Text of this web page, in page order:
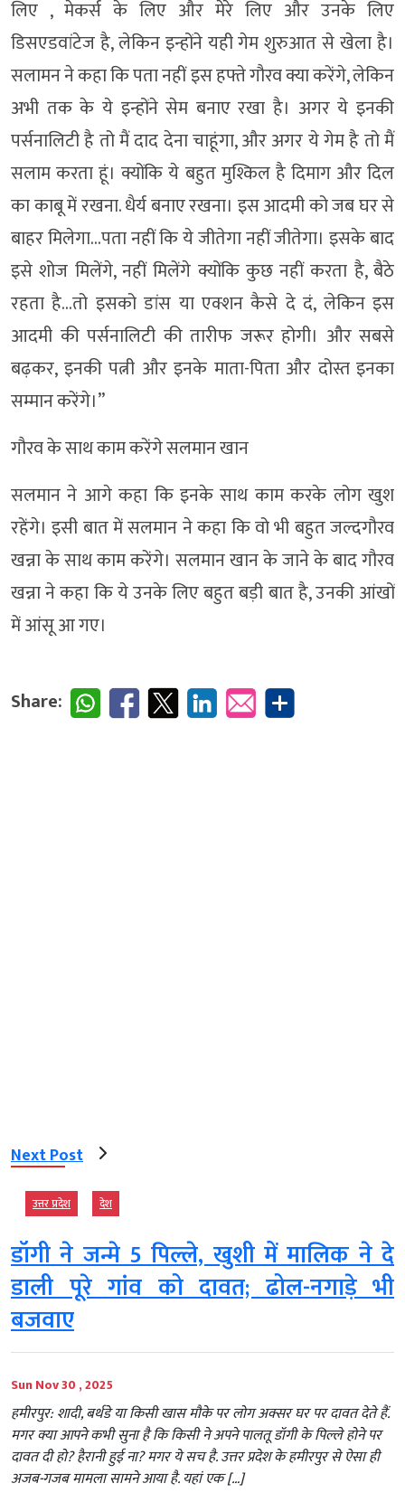
लिए , मेकर्स के लिए और मेरे लिए और उनके लिए
डिसएडवांटेज है, लेकिन इन्होंने यही गेम शुरुआत से खेला है।
सलामन ने कहा कि पता नहीं इस हफ्ते गौरव क्या करेंगे, लेकिन
अभी तक के ये इन्होंने सेम बनाए रखा है। अगर ये इनकी
पर्सनालिटी है तो मैं दाद देना चाहूंगा, और अगर ये गेम है तो मैं
सलाम करता हूं। क्योंकि ये बहुत मुश्किल है दिमाग और दिल
का काबू में रखना. धैर्य बनाए रखना। इस आदमी को जब घर से
बाहर मिलेगा…पता नहीं कि ये जीतेगा नहीं जीतेगा। इसके बाद
इसे शोज मिलेंगे, नहीं मिलेंगे क्योंकि कुछ नहीं करता है, बैठे
रहता है…तो इसको डांस या एक्शन कैसे दे दं, लेकिन इस
आदमी की पर्सनालिटी की तारीफ जरूर होगी। और सबसे
बढ़कर, इनकी पत्नी और इनके माता-पिता और दोस्त इनका
सम्मान करेंगे।”
गौरव के साथ काम करेंगे सलमान खान
सलमान ने आगे कहा कि इनके साथ काम करके लोग खुश
रहेंगे। इसी बात में सलमान ने कहा कि वो भी बहुत जल्दगौरव
खन्ना के साथ काम करेंगे। सलमान खान के जाने के बाद गौरव
खन्ना ने कहा कि ये उनके लिए बहुत बड़ी बात है, उनकी आंखों
में आंसू आ गए।
Share:
Next Post
उत्तर प्रदेश देश
डॉगी ने जन्मे 5 पिल्ले, खुशी में मालिक ने दे
डाली पूरे गांव को दावत; ढोल-नगाड़े भी
बजवाए
Sun Nov 30 , 2025
हमीरपुर: शादी, बर्थडे या किसी खास मौके पर लोग अक्सर घर पर दावत देते हैं.
मगर क्या आपने कभी सुना है कि किसी ने अपने पालतू डॉगी के पिल्ले होने पर
दावत दी हो? हैरानी हुई ना? मगर ये सच है. उत्तर प्रदेश के हमीरपुर से ऐसा ही
अजब-गजब मामला सामने आया है. यहां एक […]